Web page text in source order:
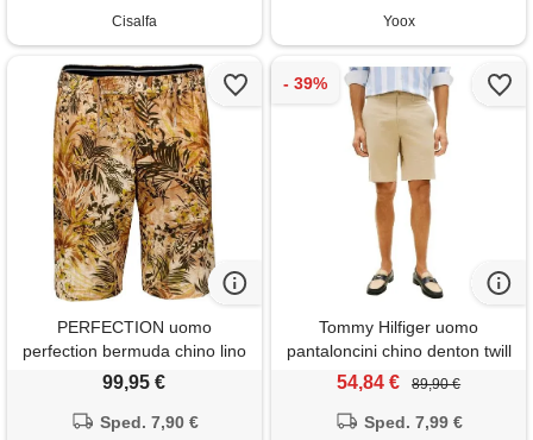
Cisalfa
Yoox
PERFECTION uomo
perfection bermuda chino lino
cotone
99,95 €
Sped. 7,90 €
Tommy Hilfiger uomo
pantaloncini chino denton twill
in cotone elasticizzato, beige
54,84 € 89,90 €
Sped. 7,99 €